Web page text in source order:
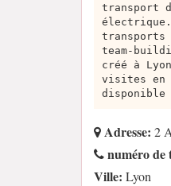
transport
transports
team-
créé à
visites en
Adresse: 2
numéro de
Ville: Lyon